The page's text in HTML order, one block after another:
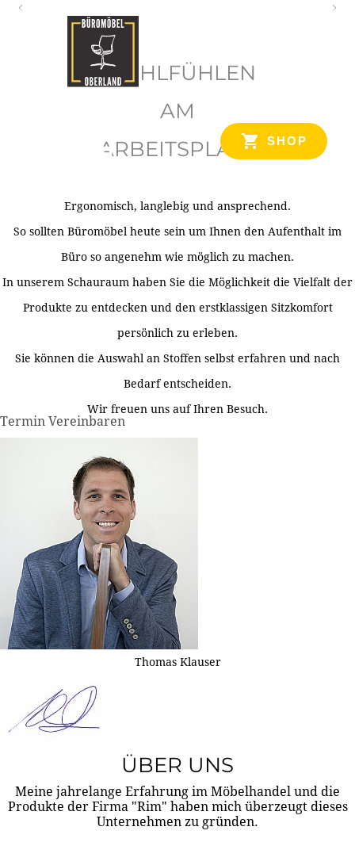
SHOP
WOHLFÜHLEN
AM
ARBEITSPLATZ
Ergonomisch, langlebig und ansprechend.
So sollten Büromöbel heute sein um Ihnen den Aufenthalt im
Büro so angenehm wie möglich zu machen.
In unserem Schauraum haben Sie die Möglichkeit die Vielfalt der
Produkte zu entdecken und den erstklassigen Sitzkomfort
persönlich zu erleben.
Sie können die Auswahl an Stoffen selbst erfahren und nach
Bedarf entscheiden.
Wir freuen uns auf Ihren Besuch.
Termin Vereinbaren
Thomas Klauser
ÜBER UNS
Meine jahrelange Erfahrung im Möbelhandel und die
Produkte der Firma "Rim" haben mich überzeugt dieses
Unternehmen zu gründen.